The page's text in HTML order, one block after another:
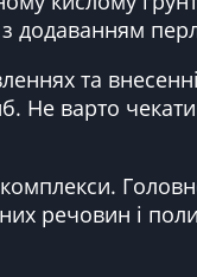
додаванням
та внесенні
Не варто
речовин і